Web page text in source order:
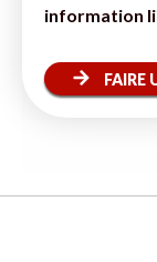
information
FAIRE